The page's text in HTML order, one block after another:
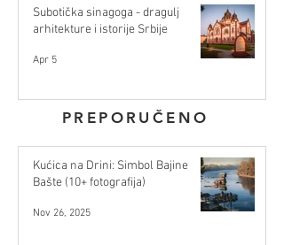
Subotička sinagoga - dragulj
arhitekture i istorije Srbije
Apr 5
PREPORUČENO
Kućica na Drini: Simbol Bajine
Bašte (10+ fotografija)
Nov 26, 2025